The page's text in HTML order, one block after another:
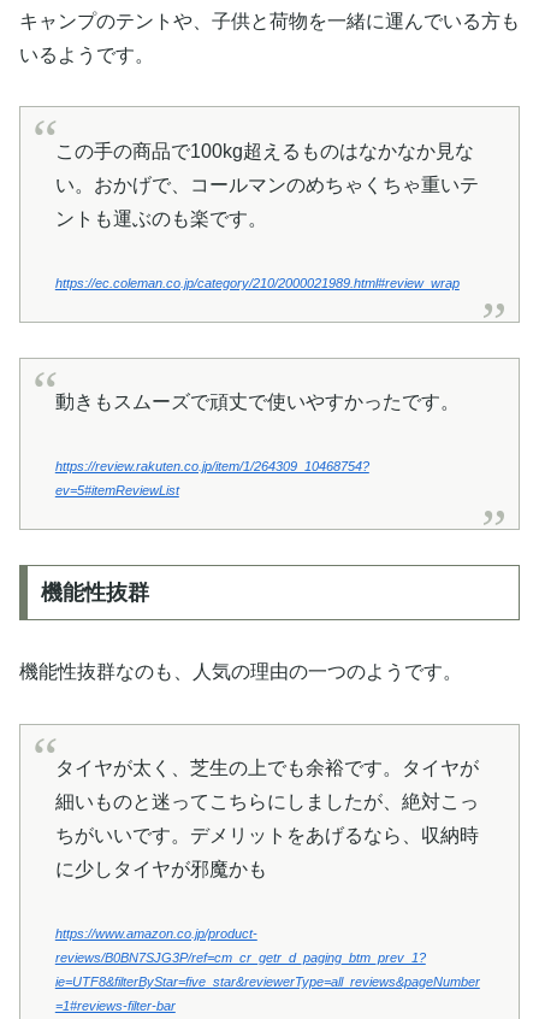
キャンプのテントや、子供と荷物を一緒に運んでいる方も
いるようです。
この手の商品で100kg超えるものはなかなか見な
い。おかげで、コールマンのめちゃくちゃ重いテ
ントも運ぶのも楽です。
https://ec.coleman.co.jp/category/210/2000021989.html#review_wrap
動きもスムーズで頑丈で使いやすかったです。
https://review.rakuten.co.jp/item/1/264309_10468754?
ev=5#itemReviewList
機能性抜群
機能性抜群なのも、人気の理由の一つのようです。
タイヤが太く、芝生の上でも余裕です。タイヤが
細いものと迷ってこちらにしましたが、絶対こっ
ちがいいです。デメリットをあげるなら、収納時
に少しタイヤが邪魔かも
https://www.amazon.co.jp/product-
reviews/B0BN7SJG3P/ref=cm_cr_getr_d_paging_btm_prev_1?
ie=UTF8&filterByStar=five_star&reviewerType=all_reviews&pageNumber
=1#reviews-filter-bar